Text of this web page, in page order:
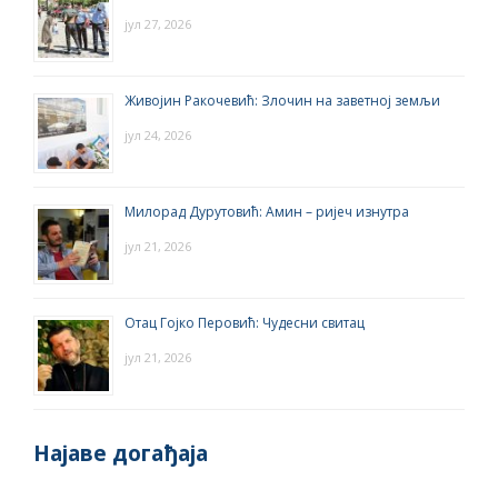
јул 27, 2026
Живојин Ракочевић: Злочин на заветној земљи
јул 24, 2026
Милорад Дурутовић: Амин – ријеч изнутра
јул 21, 2026
Отац Гојко Перовић: Чудесни свитац
јул 21, 2026
Најаве догађаја